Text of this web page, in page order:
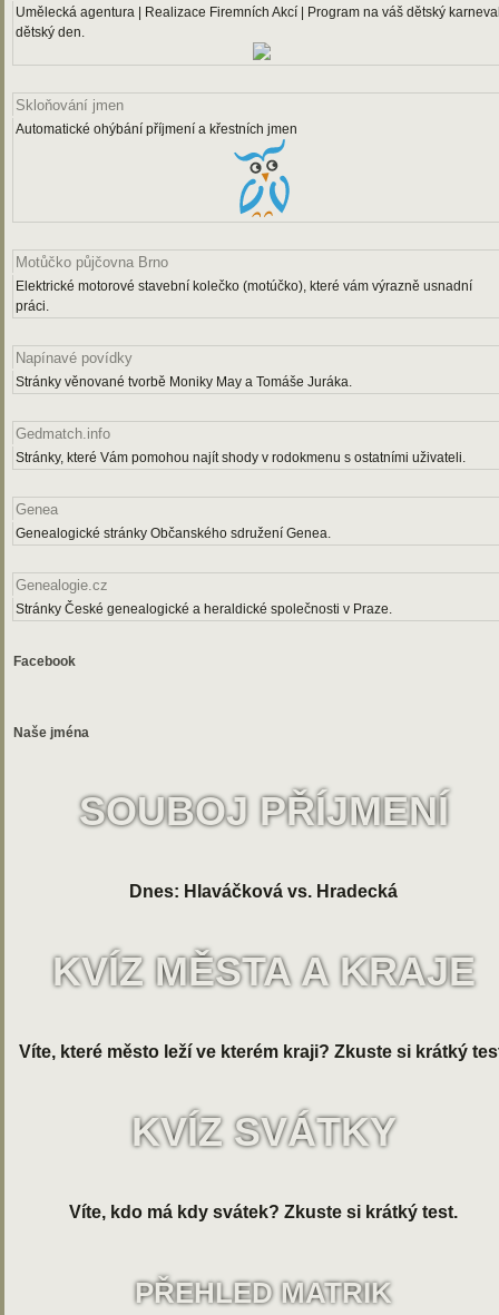
Umělecká agentura | Realizace Firemních Akcí | Program na váš dětský
dětský den.
Skloňování jmen
Automatické ohýbání příjmení a křestních jmen
Motůčko půjčovna Brno
Elektrické motorové stavební kolečko (motúčko), které vám výrazně usnadní
práci.
Napínavé povídky
Stránky věnované tvorbě Moniky May a Tomáše Juráka.
Gedmatch.info
Stránky, které Vám pomohou najít shody v rodokmenu s ostatními uživateli.
Genea
Genealogické stránky Občanského sdružení Genea.
Genealogie.cz
Stránky České genealogické a heraldické společnosti v Praze.
Facebook
Naše jména
SOUBOJ PŘÍJMENÍ
Dnes: Hlaváčková vs. Hradecká
KVÍZ MĚSTA A KRAJE
Víte, které město leží ve kterém kraji? Zkuste si krátký
KVÍZ SVÁTKY
Víte, kdo má kdy svátek? Zkuste si krátký test.
PŘEHLED MATRIK